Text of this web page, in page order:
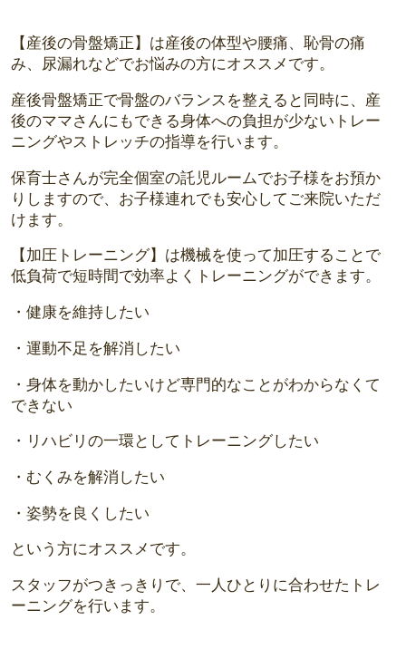
【産後の骨盤矯正】は産後の体型や腰痛、恥骨の痛
み、尿漏れなどでお悩みの方にオススメです。
産後骨盤矯正で骨盤のバランスを整えると同時に、産
後のママさんにもできる身体への負担が少ないトレー
ニングやストレッチの指導を行います。
保育士さんが完全個室の託児ルームでお子様をお預か
りしますので、お子様連れでも安心してご来院いただ
けます。
【加圧トレーニング】は機械を使って加圧することで
低負荷で短時間で効率よくトレーニングができます。
・健康を維持したい
・運動不足を解消したい
・身体を動かしたいけど専門的なことがわからなくて
できない
・リハビリの一環としてトレーニングしたい
・むくみを解消したい
・姿勢を良くしたい
という方にオススメです。
スタッフがつきっきりで、一人ひとりに合わせたトレ
ーニングを行います。